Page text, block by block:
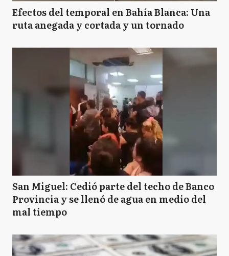
Efectos del temporal en Bahía Blanca: Una
ruta anegada y cortada y un tornado
San Miguel: Cedió parte del techo de Banco
Provincia y se llenó de agua en medio del
mal tiempo